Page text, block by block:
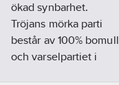
ökad synbarhet.
Tröjans mörka parti
består av 100% bomull
och varselpartiet i